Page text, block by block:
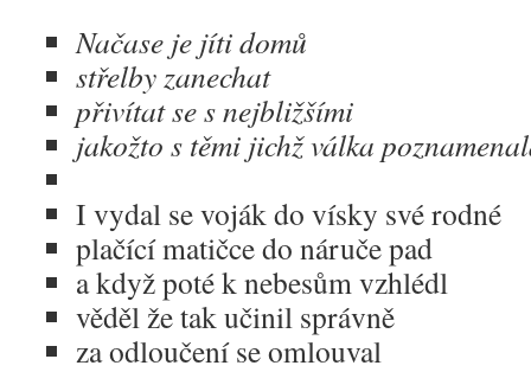
Načase je jíti domů
střelby zanechat
přivítat se s nejbližšími
jakožto s těmi jichž válka
I vydal se voják do vísky své rodné
plačící matičce do náruče pad
a když poté k nebesům vzhlédl
věděl že tak učinil správně
za odloučení se omlouval